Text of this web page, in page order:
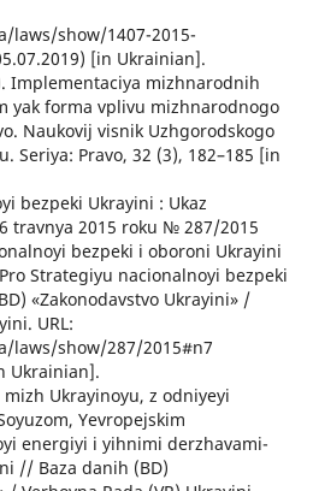
laws/show/1407-2015-
[in Ukrainian].
Implementaciya mizhnarodnih
yak forma vplivu mizhnarodnogo
Naukovij visnik Uzhgorodskogo
Seriya: Pravo, 32 (3), 182–185 [in
bezpeki Ukrayini : Ukaz
travnya 2015 roku № 287/2015
bezpeki i oboroni Ukrayini
Strategiyu nacionalnoyi bezpeki
«Zakonodavstvo Ukrayini» /
URL:
laws/show/287/2015#n7
Ukrainian].
Ukrayinoyu, z odniyeyi
Yevropejskim
energiyi i yihnimi derzhavami-
// Baza danih (BD)